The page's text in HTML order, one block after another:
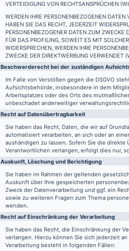
VERTEIDIGUNG VON RECHTSANSPRÜCHEN
WERDEN IHRE PERSONENBEZOGENEN
HABEN SIE DAS RECHT, JEDERZEIT
PERSONENBEZOGENER DATEN ZUM ZWECKE
FÜR DAS PROFILING, SOWEIT ES MIT
WIDERSPRECHEN, WERDEN IHRE
ZWECKE DER DIREKTWERBUNG VERWENDET
Beschwerde­recht bei der zuständigen
Im Falle von Verstößen gegen die DSGVO
Aufsichtsbehörde, insbesondere in dem
Arbeitsplatzes oder des Orts des
unbeschadet anderweitiger
Recht auf Daten­übertrag­barkeit
Sie haben das Recht, Daten, die wir auf
automatisiert verarbeiten, an sich oder an
aushändigen zu lassen. Sofern Sie die direkte
Verantwortlichen verlangen, erfolgt dies nur,
Auskunft, Löschung und Berichtigung
Sie haben im Rahmen der geltenden
Auskunft über Ihre gespeicherten
Zweck der Datenverarbeitung und ggf. ein
sowie zu weiteren Fragen zum Thema
wenden.
Recht auf Einschränkung der Verarbeitung
Sie haben das Recht, die Einschränkung der
verlangen. Hierzu können Sie sich jederzeit
Verarbeitung besteht in folgenden Fällen: